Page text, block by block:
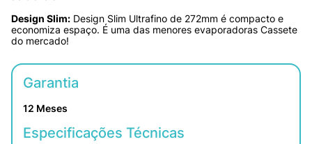
Design Slim: Design Slim Ultrafino de 272mm é compacto e
economiza espaço. É uma das menores evaporadoras Cassete
do mercado!
Garantia
12 Meses
Especificações Técnicas